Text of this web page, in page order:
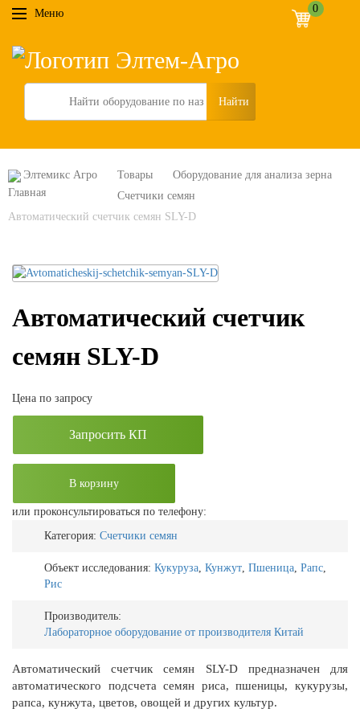
Меню 0
Search
Элтемикс Агро Товары
Оборудование для анализа зерна
Счетчики семян
Автоматический счетчик семян SLY-D
Автоматический счетчик
семян SLY-D
Цена по запросу
Запросить КП
В корзину
или проконсультироваться по телефону:
Категория: Счетчики семян
Объект исследования: Кукуруза, Кунжут, Пшеница, Рапс,
Рис
Производитель:
Лабораторное оборудование от производителя Китай
Автоматический счетчик семян SLY-D предназначен для
автоматического подсчета семян риса, пшеницы, кукурузы,
рапса, кунжута, цветов, овощей и других культур.